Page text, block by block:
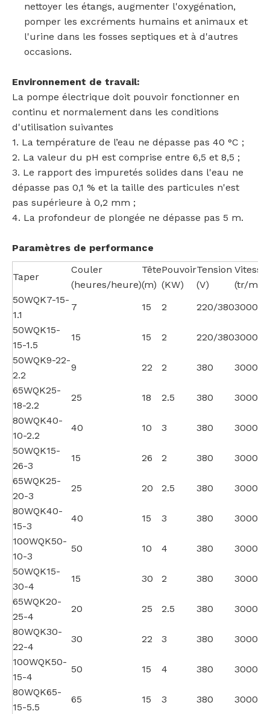
nettoyer les étangs, augmenter l'oxygénation,
pomper les excréments humains et animaux et
l'urine dans les fosses septiques et à d'autres
occasions.
Environnement de travail:
La pompe électrique doit pouvoir fonctionner en
continu et normalement dans les conditions
d'utilisation suivantes
1. La température de l’eau ne dépasse pas 40 °C ;
2. La valeur du pH est comprise entre 6,5 et 8,5 ;
3. Le rapport des impuretés solides dans l'eau ne
dépasse pas 0,1 % et la taille des particules n'est
pas supérieure à 0,2 mm ;
4. La profondeur de plongée ne dépasse pas 5 m.
Paramètres de performance
Taper
Couler
(heures/heure)
Tête
(m)
Pouvoir
(KW)
Tension
(V)
Vitesse
(tr/min)
50WQK7-15-
1.1
7 15 2 220/3803000
50WQK15-
15-1.5
15 15 2 220/3803000
50WQK9-22-
2.2
9 22 2 380 3000
65WQK25-
18-2.2
25 18 2.5 380 3000
80WQK40-
10-2.2
40 10 3 380 3000
50WQK15-
26-3
15 26 2 380 3000
65WQK25-
20-3
25 20 2.5 380 3000
80WQK40-
15-3
40 15 3 380 3000
100WQK50-
10-3
50 10 4 380 3000
50WQK15-
30-4
15 30 2 380 3000
65WQK20-
25-4
20 25 2.5 380 3000
80WQK30-
22-4
30 22 3 380 3000
100WQK50-
15-4
50 15 4 380 3000
80WQK65-
15-5.5
65 15 3 380 3000